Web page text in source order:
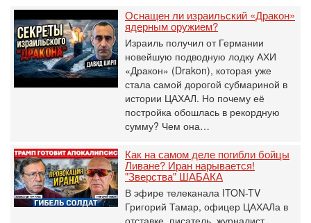
Оснащен ли израильский «Дракон»
ядерным оружием?
Израиль получил от Германии
новейшую подводную лодку АХИ
«Дракон» (Drakon), которая уже
стала самой дорогой субмариной в
истории ЦАХАЛ. Но почему её
постройка обошлась в рекордную
сумму? Чем она…
Как на самом деле погибли бойцы
Ливане? Иран нарывается!
"Зверства" ШАБАКА
В эфире телеканала ITON-TV
Григорий Тамар, офицер ЦАХАЛа в
отставке, писатель, журналист,